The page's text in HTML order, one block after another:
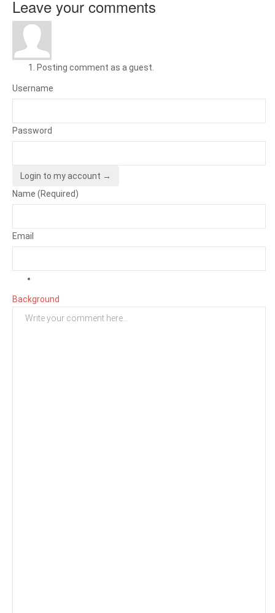
Leave your comments
Posting comment as a guest.
Username
Password
Login to my account →
Name (Required)
Email
Background